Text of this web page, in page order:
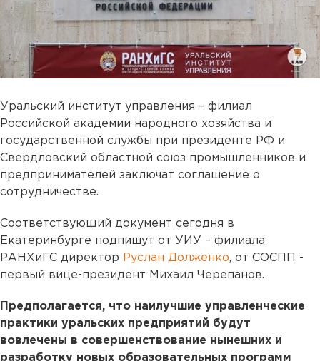
Уральский институт управления – филиал
Российской академии народного хозяйства и
государственной службы при президенте РФ и
Свердловский областной союз промышленников и
предпринимателей заключат соглашение о
сотрудничестве.
Соответствующий документ сегодня в
Екатеринбурге подпишут от УИУ – филиала
РАНХиГС директор Руслан Долженко, от СОСПП -
первый вице-президент Михаил Черепанов.
Предполагается, что наилучшие управленческие
практики уральских предприятий будут
вовлечены в совершенствование нынешних и
разработку новых образовательных программ